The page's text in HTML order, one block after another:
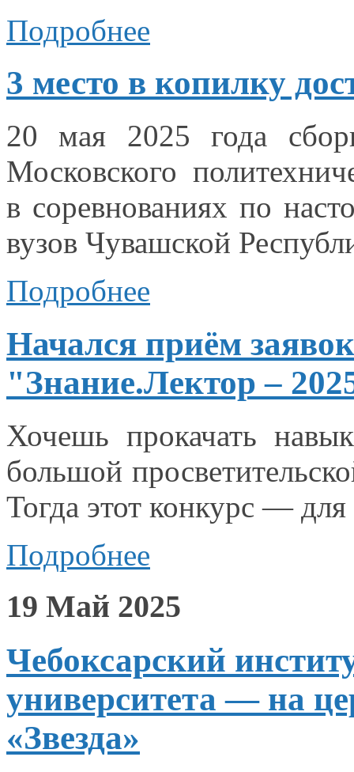
Подробнее
3 место в копилку
20 мая 2025 года
Московского
в соревнованиях по
вузов Чувашской
Подробнее
Начался приём
"Знание.Лектор –
Хочешь прокачать
большой
Тогда этот конкурс — для
Подробнее
19 Май 2025
Чебоксарский
университета — на
«Звезда»